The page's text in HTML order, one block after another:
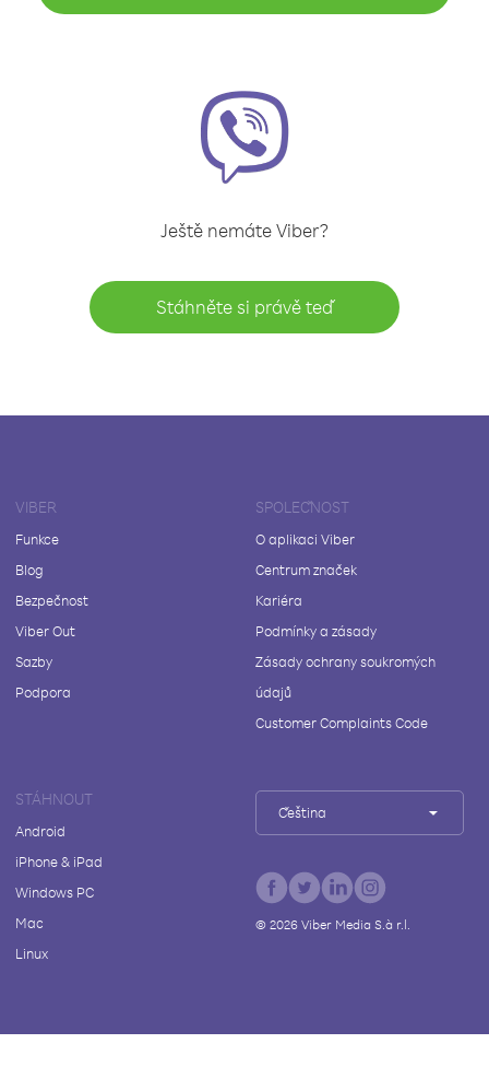
Ještě nemáte Viber?
Stáhněte si právě teď
VIBER
Funkce
Blog
Bezpečnost
Viber Out
Sazby
Podpora
SPOLEČNOST
O aplikaci Viber
Centrum značek
Kariéra
Podmínky a zásady
Zásady ochrany soukromých
údajů
Customer Complaints Code
STÁHNOUT
Android
iPhone & iPad
Windows PC
Mac
Linux
Čeština
© 2026Viber Media S.à r.l.